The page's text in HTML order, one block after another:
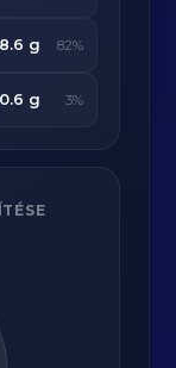
g 82%
0.6 g 3%